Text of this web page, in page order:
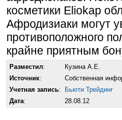
косметики Eliokap
Афродизиаки могут
противоположного
крайне приятным
Разместил:
Кузина А.Е.
Источник:
Собственная
Учетная запись:
Бьюти Трейдинг
Дата: 28.08.12